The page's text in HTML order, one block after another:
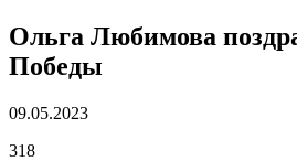
Ольга Любимова
Победы
09.05.2023
318